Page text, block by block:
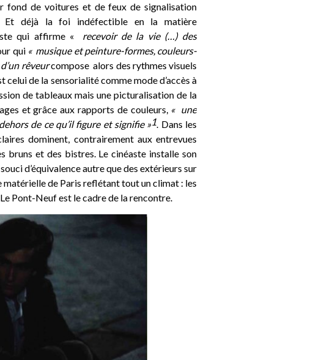
fond de voitures et de feux de signalisation
Et déjà la foi indéfectible en la matière
qui affirme « recevoir de la vie (…) des
qui « musique et peinture-formes, couleurs-
rêveurcompose alors des rythmes visuels
celui de la sensorialité comme mode d’accès à
de tableaux mais une picturalisation de la
et grâce aux rapports de couleurs, « une
de ce qu’il figure et signifie »1. Dans les
dominent, contrairement aux entrevues
bruns et des bistres. Le cinéaste installe son
d’équivalence autre que des extérieurs sur
matérielle de Paris reflétant tout un climat : les
Pont-Neuf est le cadre de la rencontre.